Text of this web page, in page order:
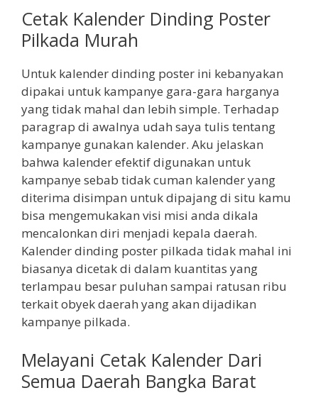
Cetak Kalender Dinding Poster
Pilkada Murah
Untuk kalender dinding poster ini kebanyakan
dipakai untuk kampanye gara-gara harganya
yang tidak mahal dan lebih simple. Terhadap
paragrap di awalnya udah saya tulis tentang
kampanye gunakan kalender. Aku jelaskan
bahwa kalender efektif digunakan untuk
kampanye sebab tidak cuman kalender yang
diterima disimpan untuk dipajang di situ kamu
bisa mengemukakan visi misi anda dikala
mencalonkan diri menjadi kepala daerah.
Kalender dinding poster pilkada tidak mahal ini
biasanya dicetak di dalam kuantitas yang
terlampau besar puluhan sampai ratusan ribu
terkait obyek daerah yang akan dijadikan
kampanye pilkada.
Melayani Cetak Kalender Dari
Semua Daerah Bangka Barat